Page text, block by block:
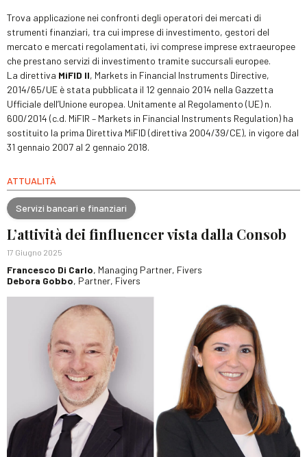
Trova applicazione nei confronti degli operatori dei mercati di
strumenti finanziari, tra cui imprese di investimento, gestori del
mercato e mercati regolamentati, ivi comprese imprese extraeuropee
che prestano servizi di investimento tramite succursali europee.
La direttiva MiFID II, Markets in Financial Instruments Directive,
2014/65/UE è stata pubblicata il 12 gennaio 2014 nella Gazzetta
Ufficiale dell’Unione europea. Unitamente al Regolamento (UE) n.
600/2014 (c.d. MiFIR – Markets in Financial Instruments Regulation) ha
sostituito la prima Direttiva MiFID (direttiva 2004/39/CE), in vigore dal
31 gennaio 2007 al 2 gennaio 2018.
ATTUALITÀ
Servizi bancari e finanziari
L’attività dei finfluencer vista dalla Consob
17 Giugno 2025
Francesco Di Carlo, Managing Partner, Fivers
Debora Gobbo, Partner, Fivers